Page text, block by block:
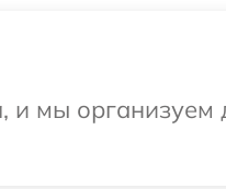
мы организуем